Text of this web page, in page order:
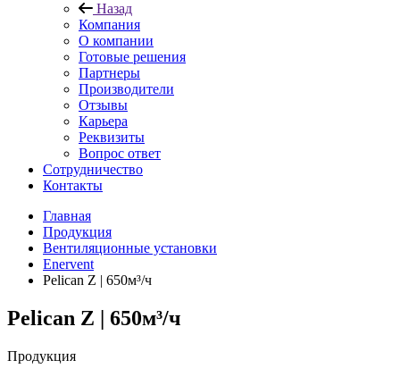
Назад
Компания
О компании
Готовые решения
Партнеры
Производители
Отзывы
Карьера
Реквизиты
Вопрос ответ
Сотрудничество
Контакты
Главная
Продукция
Вентиляционные установки
Enervent
Pelican Z | 650м³/ч
Pelican Z | 650м³/ч
Продукция